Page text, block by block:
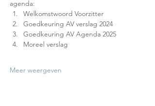
agenda:
Welkomstwoord Voorzitter
Goedkeuring AV verslag 2024
Goedkeuring AV Agenda 2025
Moreel verslag
Meer weergeven